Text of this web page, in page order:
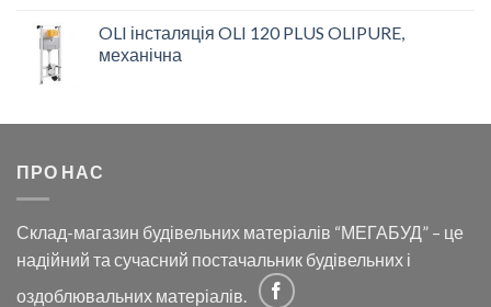
OLI інсталяція OLI 120 PLUS OLIPURE,
механічна
ПРО НАС
Склад-магазин будівельних матеріалів “МЕГАБУД” – це
надійний та сучасний постачальник будівельних і
оздоблювальних матеріалів.